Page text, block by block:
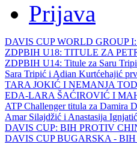
Prijava
DAVIS CUP WORLD GROUP
ZDPBIH U18: TITULE ZA
ZDPBIH U14: Titule za Saru
Sara Tripić i Adian Kurtćehajić
TARA JOKIĆ I NEMANJA
EDA-LARA ŠAĆIROVIĆ I
ATP Challenger titula za Damira
Amar Silajdžić i Anastasija
DAVIS CUP: BIH PROTIV
DAVIS CUP BUGARSKA -